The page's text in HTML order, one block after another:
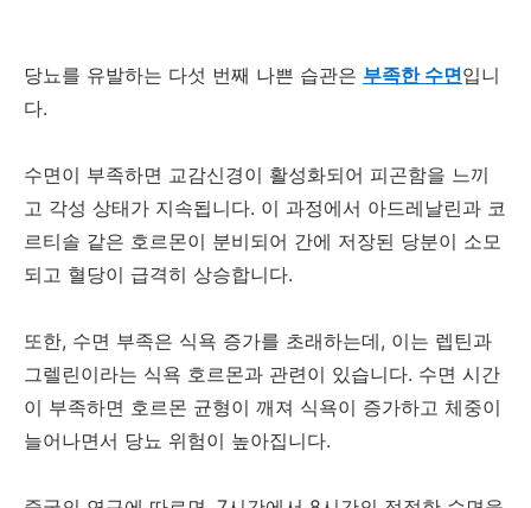
당뇨를 유발하는 다섯 번째 나쁜 습관은 부족한 수면입니
다.
수면이 부족하면 교감신경이 활성화되어 피곤함을 느끼
고 각성 상태가 지속됩니다. 이 과정에서 아드레날린과 코
르티솔 같은 호르몬이 분비되어 간에 저장된 당분이 소모
되고 혈당이 급격히 상승합니다.
또한, 수면 부족은 식욕 증가를 초래하는데, 이는 렙틴과
그렐린이라는 식욕 호르몬과 관련이 있습니다. 수면 시간
이 부족하면 호르몬 균형이 깨져 식욕이 증가하고 체중이
늘어나면서 당뇨 위험이 높아집니다.